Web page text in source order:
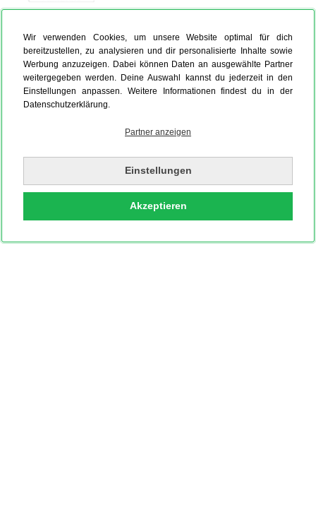
Wir verwenden Cookies, um unsere Website optimal für dich
bereitzustellen, zu analysieren und dir personalisierte Inhalte sowie
Werbung anzuzeigen. Dabei können Daten an ausgewählte Partner
weitergegeben werden. Deine Auswahl kannst du jederzeit in den
Einstellungen anpassen. Weitere Informationen findest du in der
Datenschutzerklärung.
Partner anzeigen
Einstellungen
Akzeptieren
Foto auf Leinwand Hardcover Fotobuch Fotokalender